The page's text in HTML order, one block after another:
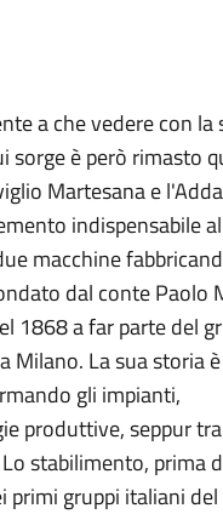
a che vedere con la
sorge è però rimasto
Martesana e
indispensabile
macchine
dal conte Paolo
1868 a far parte del
Milano. La sua storia è
gli impianti,
produttive, seppur
stabilimento, prima
primi gruppi italiani